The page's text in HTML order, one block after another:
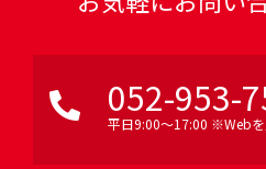
052-953-
平日9:00〜17:00 ※Web